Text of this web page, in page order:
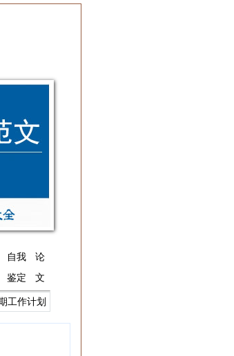
自我
鉴定
论
文
工作计划